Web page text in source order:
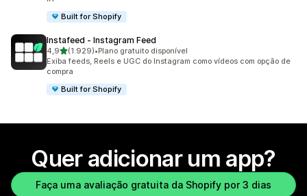
Built for Shopify
Instafeed ‑ Instagram Feed
4,9de 5 estrelas
(1.929)
1929 avaliações ao todo
•Plano gratuito disponível
Exiba feeds, Reels e UGC do Instagram como vídeos com opção de
compra
Built for Shopify
Quer adicionar um app?
Faça uma avaliação gratuita da Shopify por 3 dias